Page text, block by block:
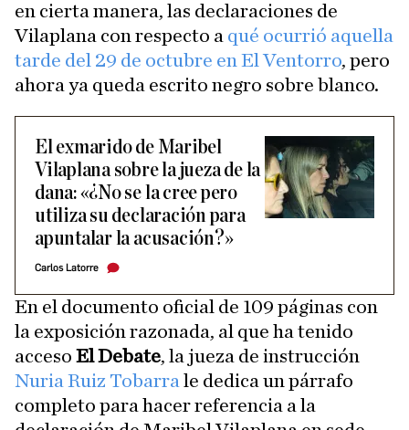
en cierta manera, las declaraciones de
Vilaplana con respecto a qué ocurrió aquella
tarde del 29 de octubre en El Ventorro, pero
ahora ya queda escrito negro sobre blanco.
El exmarido de Maribel
Vilaplana sobre la jueza de la
dana: «¿No se la cree pero
utiliza su declaración para
apuntalar la acusación?»
Carlos Latorre
En el documento oficial de 109 páginas con
la exposición razonada, al que ha tenido
acceso El Debate, la jueza de instrucción
Nuria Ruiz Tobarra le dedica un párrafo
completo para hacer referencia a la